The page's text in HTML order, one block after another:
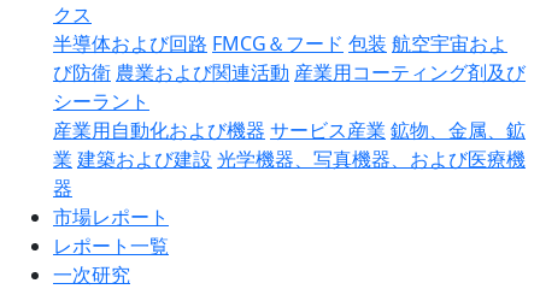
クス
半導体および回路 FMCG＆フード 包装 航空宇宙およ
び防衛 農業および関連活動 産業用コーティング剤及び
シーラント
産業用自動化および機器 サービス産業 鉱物、金属、鉱
業 建築および建設 光学機器、写真機器、および医療機
器
市場レポート
レポート一覧
一次研究